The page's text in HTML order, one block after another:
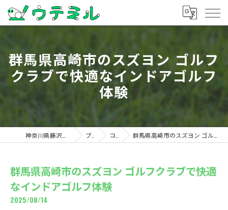
群馬県高崎市のスズヨン ゴルフ
クラブで快適なインドアゴルフ
体験
ブログ コラム 群馬県高崎市のスズヨン ゴルフクラブで快適なインドアゴルフ体験
群馬県高崎市のスズヨン ゴルフクラブで快適
なインドアゴルフ体験
2025/08/14